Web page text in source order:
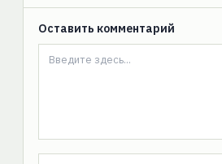
Оставить комментарий